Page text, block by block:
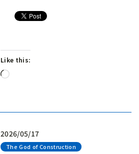
Like this:
Loading…
2026/05/17
The God of Construction